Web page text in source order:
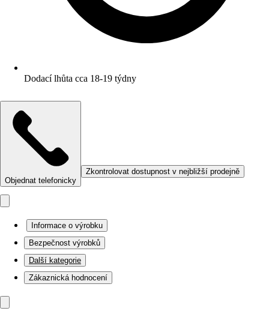
Dodací lhůta cca 18-19 týdny
Objednat telefonicky
Zkontrolovat dostupnost v nejbližší prodejně
Informace o výrobku
Bezpečnost výrobků
Další kategorie
Zákaznická hodnocení